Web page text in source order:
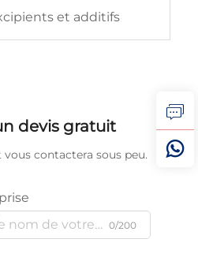
et additifs
devis gratuit
contactera sous peu.
0/200